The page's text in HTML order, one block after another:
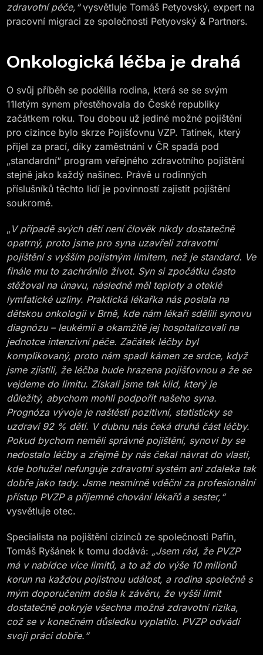
zdravotní péče,“vysvětluje Tomáš Petyovský, expert na
pracovní migraci ze společnosti Petyovský & Partners.
Onkologická léčba je drahá
O svůj příběh se podělila rodina, která se se svým
11letým synem přestěhovala do České republiky
začátkem roku. Tou dobou už jediné možné pojištění
pro cizince bylo skrze Pojišťovnu VZP. Tatínek, který
přijel za prací, díky zaměstnání v ČR spadá pod
„standardní“ program veřejného zdravotního pojištění
stejně jako každý našinec. Právě u rodinných
příslušníků těchto lidí je povinností zajistit pojištění
soukromé.
„ V případě svých dětí není člověk nikdy dostatečně
opatrný, proto jsme pro syna uzavřeli zdravotní
pojištění s vyšším pojistným limitem, než je standard. Ve
finále mu to zachránilo život. Syn si zpočátku často
stěžoval na únavu, následně měl teploty a oteklé
lymfatické uzliny. Praktická lékařka nás poslala na
dětskou onkologii v Brně, kde nám lékaři sdělili synovu
diagnózu – leukémii a okamžitě jej hospitalizovali na
jednotce intenzivní péče. Začátek léčby byl
komplikovaný, proto nám spadl kámen ze srdce, když
jsme zjistili, že léčba bude hrazena pojišťovnou a že se
vejdeme do limitu. Získali jsme tak klid, který je
důležitý, abychom mohli podpořit našeho syna.
Prognóza vývoje je naštěstí pozitivní, statisticky se
uzdraví 92 % dětí. V dubnu nás čeká druhá část léčby.
Pokud bychom neměli správné pojištění, synovi by se
nedostalo léčby a zřejmě by nás čekal návrat do vlasti,
kde bohužel nefunguje zdravotní systém ani zdaleka tak
dobře jako tady. Jsme nesmírně vděčni za profesionální
přístup PVZP a příjemné chování lékařů a sester,“
vysvětluje otec.
Specialista na pojištění cizinců ze společnosti Pafin,
Tomáš Ryšánek k tomu dodává: „Jsem rád, že PVZP
má v nabídce více limitů, a to až do výše 10 milionů
korun na každou pojistnou událost, a rodina společně s
mým doporučením došla k závěru, že vyšší limit
dostatečně pokryje všechna možná zdravotní rizika,
což se v konečném důsledku vyplatilo. PVZP odvádí
svoji práci dobře.“